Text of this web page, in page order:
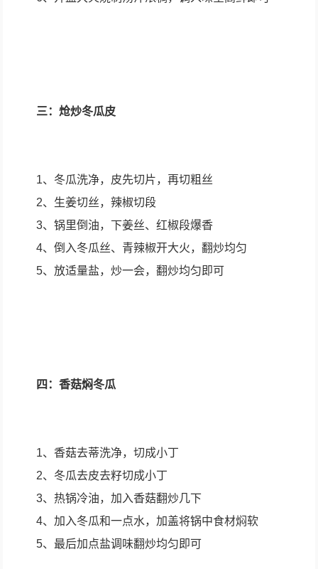
三：炝炒冬瓜皮
1、冬瓜洗净，皮先切片，再切粗丝
2、生姜切丝，辣椒切段
3、锅里倒油，下姜丝、红椒段爆香
4、倒入冬瓜丝、青辣椒开大火，翻炒均匀
5、放适量盐，炒一会，翻炒均匀即可
四：香菇焖冬瓜
1、香菇去蒂洗净，切成小丁
2、冬瓜去皮去籽切成小丁
3、热锅冷油，加入香菇翻炒几下
4、加入冬瓜和一点水，加盖将锅中食材焖软
5、最后加点盐调味翻炒均匀即可